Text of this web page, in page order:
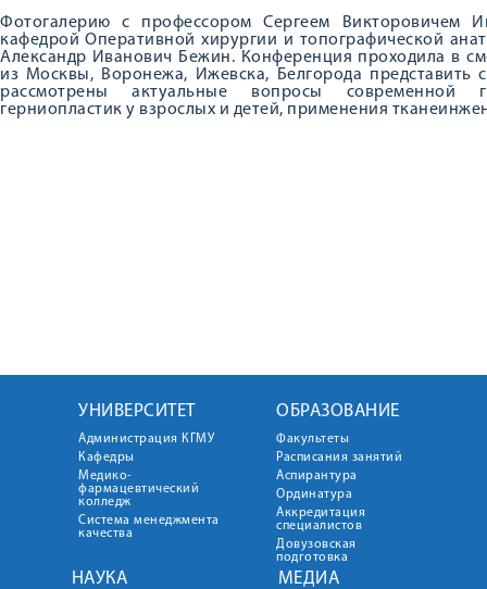
Фотогалерию с профессором Сергеем Викторовичем
кафедрой Оперативной хирургии и топографической
Александр Иванович Бежин. Конференция проходила в
из Москвы, Воронежа, Ижевска, Белгорода
рассмотрены актуальные вопросы современной
герниопластик у взрослых и детей, применения
УНИВЕРСИТЕТ
Администрация КГМУ
Кафедры
Медико-
фармацевтический
колледж
Система менеджмента
качества
ОБРАЗОВАНИЕ
Факультеты
Расписания занятий
Аспирантура
Ординатура
Аккредитация
специалистов
Довузовская
подготовка
НАУКА МЕДИА